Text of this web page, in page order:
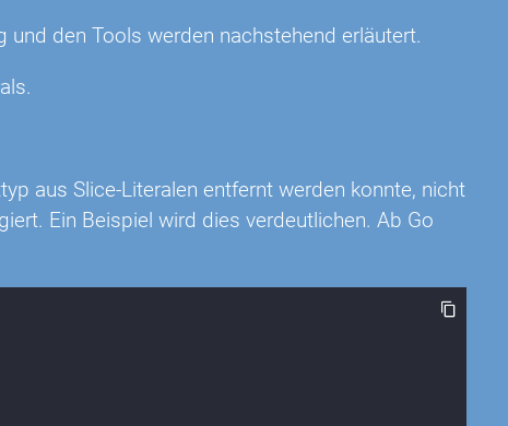
und den Tools werden nachstehend erläutert.
aus Slice-Literalen entfernt werden konnte, nicht
Ein Beispiel wird dies verdeutlichen. Ab Go